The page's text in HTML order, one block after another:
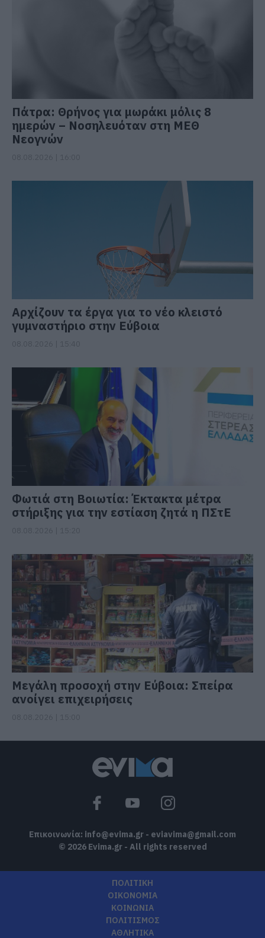
Πάτρα: Θρήνος για μωράκι μόλις 8
ημερών – Νοσηλευόταν στη ΜΕΘ
Νεογνών
Αρχίζουν τα έργα για το νέο κλειστό
γυμναστήριο στην Εύβοια
Φωτιά στη Βοιωτία: Έκτακτα μέτρα
στήριξης για την εστίαση ζητά η ΠΣτΕ
Μεγάλη προσοχή στην Εύβοια: Σπείρα
ανοίγει επιχειρήσεις
Επικοινωνία: info@evima.gr - eviavima@gmail.com
© 2026 Evima.gr - All rights reserved
ΠΟΛΙΤΙΚΗ
ΟΙΚΟΝΟΜΙΑ
ΚΟΙΝΩΝΙΑ
ΠΟΛΙΤΙΣΜΟΣ
ΑΘΛΗΤΙΚΑ